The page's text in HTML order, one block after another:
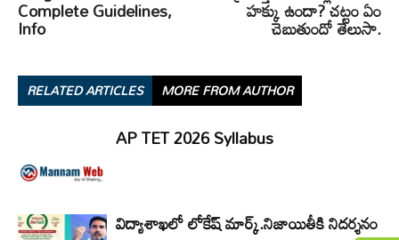
Complete Guidelines,
Info
హక్కు ఉందా? చట్టం ఏం
చెబుతుందో తెలుసా.
RELATED ARTICLES MORE FROM AUTHOR
AP TET 2026 Syllabus
విద్యాశాఖలో లోకేష్ మార్క్.నిజాయితీకి నిదర్శనం